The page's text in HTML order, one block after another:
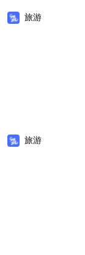
旅游
旅游